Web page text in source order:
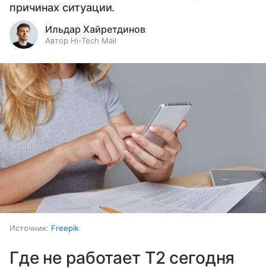
причинах ситуации.
Ильдар Хайретдинов
Автор Hi-Tech Mail
Источник: Freepik
Где не работает T2 сегодня